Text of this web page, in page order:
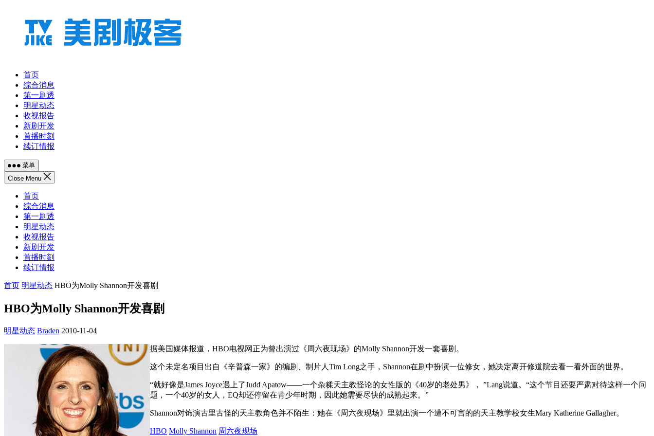
首页
综合消息
第一剧透
明星动态
收视报告
新剧开发
首播时刻
续订情报
菜单
Close Menu
首页
综合消息
第一剧透
明星动态
收视报告
新剧开发
首播时刻
续订情报
首页 明星动态 HBO为Molly Shannon开发喜剧
HBO为Molly Shannon开发喜剧
明星动态 Braden 2010-11-04
据美国媒体报道，HBO电视网正为曾出演过《周六夜现场》的Molly Shannon开发一套喜剧。
这个未定名项目出自《辛普森一家》的编剧、制片人Tim Long之手，Shannon在剧中扮演一位修女，她决定离开修道院去看一看外面的世界。
“就好像是James Joyce遇上了Judd Apatow——一个杂糅天主教怪论的女性版的《40岁的老处男》， ”Lang说道。“这个节目还要严肃对待这样一个问
题，一个40岁的女人，EQ却还停留在青少年时期，因此她需要尽快的成熟起来。”
Shannon对饰演古里古怪的天主教角色并不陌生：她在《周六夜现场》里就出演一个遭不可言的的天主教学校女生Mary Katherine Gallagher。
HBO Molly Shannon 周六夜现场